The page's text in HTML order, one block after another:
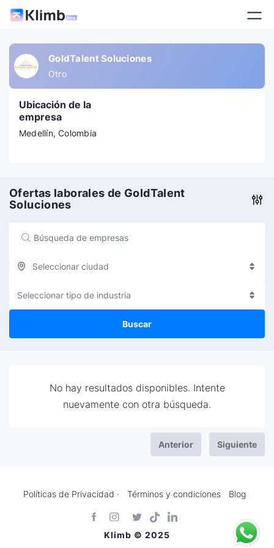
GoldTalent Soluciones
Otro
Ubicación de la
empresa
Medellín, Colombia
Ofertas laborales de GoldTalent
Soluciones
Seleccionar ciudad
Seleccionar tipo de industria
Buscar
No hay resultados disponibles. Intente
nuevamente con otra búsqueda.
Anterior Siguiente
Políticas de Privacidad · Términos y condiciones Blog
Klimb © 2025